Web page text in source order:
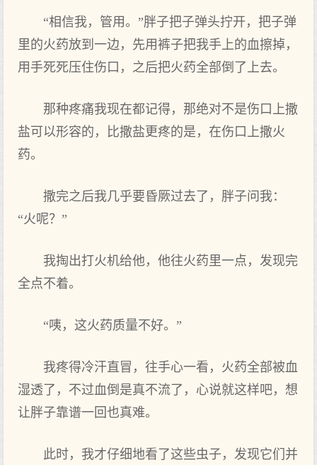
“相信我，管用。”胖子把子弹头拧开，把子弹
里的火药放到一边，先用裤子把我手上的血擦掉，
用手死死压住伤口，之后把火药全部倒了上去。
那种疼痛我现在都记得，那绝对不是伤口上撒
盐可以形容的，比撒盐更疼的是，在伤口上撒火
药。
撒完之后我几乎要昏厥过去了，胖子问我：
“火呢？”
我掏出打火机给他，他往火药里一点，发现完
全点不着。
“咦，这火药质量不好。”
我疼得冷汗直冒，往手心一看，火药全部被血
湿透了，不过血倒是真不流了，心说就这样吧，想
让胖子靠谱一回也真难。
此时，我才仔细地看了这些虫子，发现它们并